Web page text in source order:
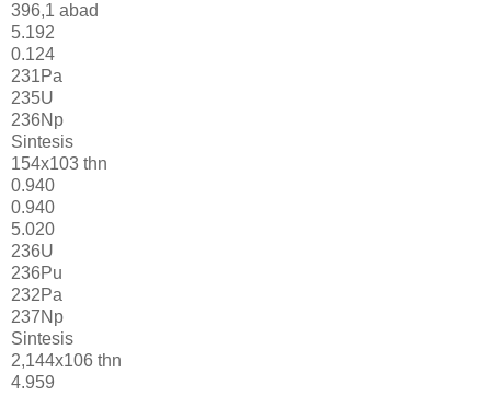
396,1 abad
5.192
0.124
231Pa
235U
236Np
Sintesis
154x103 thn
0.940
0.940
5.020
236U
236Pu
232Pa
237Np
Sintesis
2,144x106 thn
4.959